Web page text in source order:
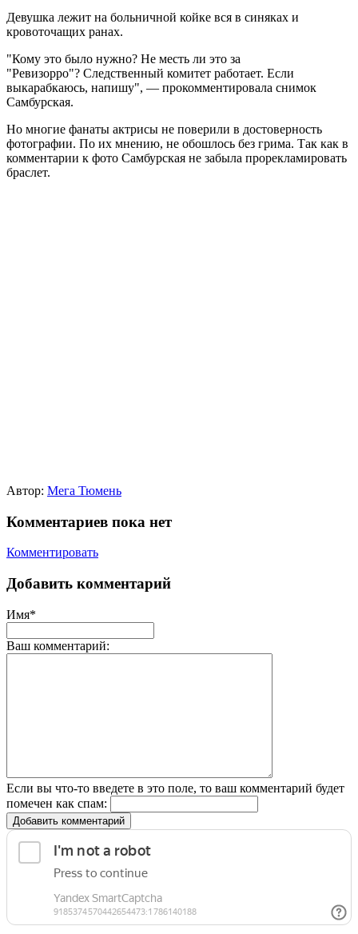
Девушка лежит на больничной койке вся в синяках и
кровоточащих ранах.
"Кому это было нужно? Не месть ли это за
"Ревизорро"? Следственный комитет работает. Если
выкарабкаюсь, напишу", — прокомментировала снимок
Самбурская.
Но многие фанаты актрисы не поверили в достоверность
фотографии. По их мнению, не обошлось без грима. Так как в
комментарии к фото Самбурская не забыла прорекламировать
браслет.
Автор: Мега Тюмень
Комментариев пока нет
Комментировать
Добавить комментарий
Имя*
Ваш комментарий:
Если вы что-то введете в это поле, то ваш комментарий будет
помечен как спам:
Добавить комментарий